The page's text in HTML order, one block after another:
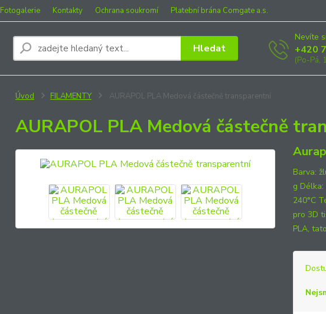
Fotogalerie Kontakty Ochrana soukromí Platební brána Comgate a.s.
Hledat
Nevíte
+420
(Po-Pá,
Úvod FILAMENTY AURAPOL PLA Medová částečně transparentní
AURAPOL PLA Medová částečně
Barva:
g
240°C
pro 3D
PLA,